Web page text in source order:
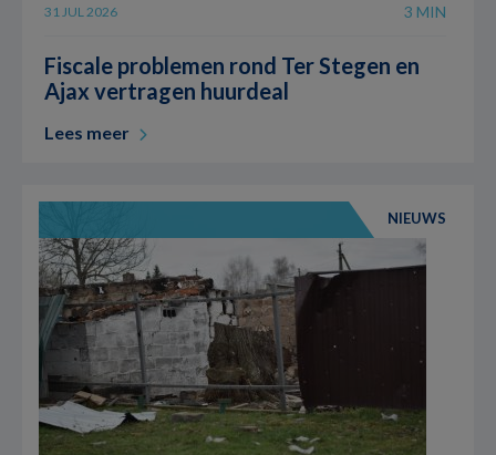
31 JUL 2026 3 MIN
Fiscale problemen rond Ter Stegen en
Ajax vertragen huurdeal
Lees meer
NIEUWS